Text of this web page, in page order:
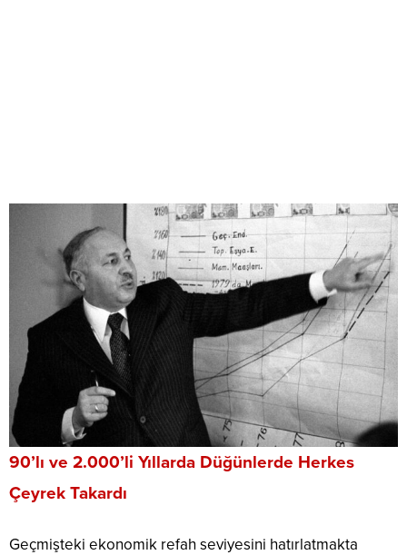
90’lı ve 2.000’li Yıllarda Düğünlerde Herkes
Çeyrek Takardı
Geçmişteki ekonomik refah seviyesini hatırlatmakta